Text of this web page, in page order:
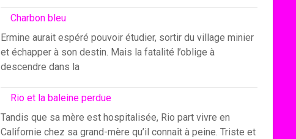
Charbon bleu
Ermine aurait espéré pouvoir étudier, sortir du village minier
et échapper à son destin. Mais la fatalité l’oblige à
descendre dans la
Rio et la baleine perdue
Tandis que sa mère est hospitalisée, Rio part vivre en
Californie chez sa grand-mère qu’il connaît à peine. Triste et